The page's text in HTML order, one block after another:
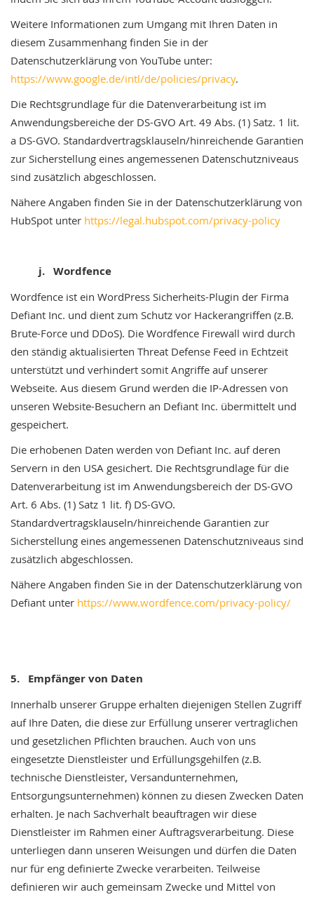
Weitere Informationen zum Umgang mit Ihren Daten in
diesem Zusammenhang finden Sie in der
Datenschutzerklärung von YouTube unter:
https://www.google.de/intl/de/policies/privacy.
Die Rechtsgrundlage für die Datenverarbeitung ist im
Anwendungsbereiche der DS-GVO Art. 49 Abs. (1) Satz. 1 lit.
a DS-GVO. Standardvertragsklauseln/hinreichende Garantien
zur Sicherstellung eines angemessenen Datenschutzniveaus
sind zusätzlich abgeschlossen.
Nähere Angaben finden Sie in der Datenschutzerklärung von
HubSpot unter https://legal.hubspot.com/privacy-policy
j. Wordfence
Wordfence ist ein WordPress Sicherheits-Plugin der Firma
Defiant Inc. und dient zum Schutz vor Hackerangriffen (z.B.
Brute-Force und DDoS). Die Wordfence Firewall wird durch
den ständig aktualisierten Threat Defense Feed in Echtzeit
unterstützt und verhindert somit Angriffe auf unserer
Webseite. Aus diesem Grund werden die IP-Adressen von
unseren Website-Besuchern an Defiant Inc. übermittelt und
gespeichert.
Die erhobenen Daten werden von Defiant Inc. auf deren
Servern in den USA gesichert. Die Rechtsgrundlage für die
Datenverarbeitung ist im Anwendungsbereich der DS-GVO
Art. 6 Abs. (1) Satz 1 lit. f) DS-GVO.
Standardvertragsklauseln/hinreichende Garantien zur
Sicherstellung eines angemessenen Datenschutzniveaus sind
zusätzlich abgeschlossen.
Nähere Angaben finden Sie in der Datenschutzerklärung von
Defiant unter https://www.wordfence.com/privacy-policy/
5. Empfänger von Daten
Innerhalb unserer Gruppe erhalten diejenigen Stellen Zugriff
auf Ihre Daten, die diese zur Erfüllung unserer vertraglichen
und gesetzlichen Pflichten brauchen. Auch von uns
eingesetzte Dienstleister und Erfüllungsgehilfen (z.B.
technische Dienstleister, Versandunternehmen,
Entsorgungsunternehmen) können zu diesen Zwecken Daten
erhalten. Je nach Sachverhalt beauftragen wir diese
Dienstleister im Rahmen einer Auftragsverarbeitung. Diese
unterliegen dann unseren Weisungen und dürfen die Daten
nur für eng definierte Zwecke verarbeiten. Teilweise
definieren wir auch gemeinsam Zwecke und Mittel von